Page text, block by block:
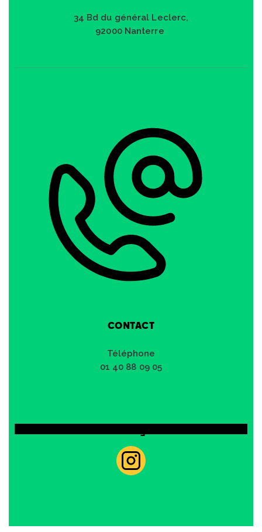
34 Bd du général Leclerc,
92000 Nanterre
CONTACT
Téléphone
01 40 88 09 05
sur Instagram